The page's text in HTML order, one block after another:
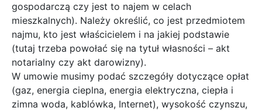
gospodarczą czy jest to najem w celach
mieszkalnych). Należy określić, co jest przedmiotem
najmu, kto jest właścicielem i na jakiej podstawie
(tutaj trzeba powołać się na tytuł własności – akt
notarialny czy akt darowizny).
W umowie musimy podać szczegóły dotyczące opłat
(gaz, energia cieplna, energia elektryczna, ciepła i
zimna woda, kablówka, Internet), wysokość czynszu,